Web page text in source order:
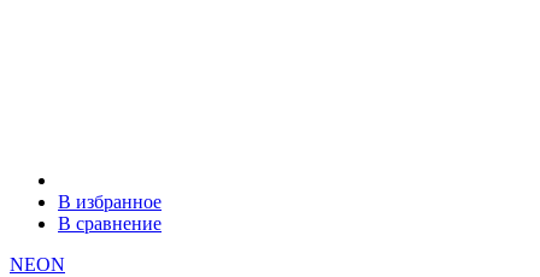
В избранное
В сравнение
NEON